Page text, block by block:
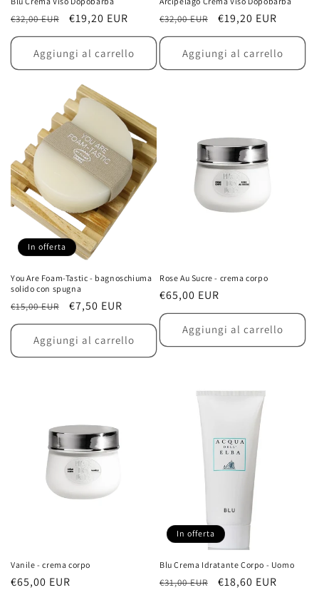
Prezzo
di
listino
€32,00 EUR
Prezzo
scontato
€19,20 EUR
Aggiungi al carrello
Prezzo
di
listino
€32,00 EUR
Prezzo
scontato
€19,20 EUR
Aggiungi al carrello
In offerta
You Are Foam-Tastic - bagnoschiuma
solido con spugna
Prezzo
di
listino
€15,00 EUR
Prezzo
scontato
€7,50 EUR
Aggiungi al carrello
Rose Au Sucre - crema corpo
Prezzo
di
listino
€65,00 EUR
Aggiungi al carrello
Vanile - crema corpo
Prezzo
€65,00 EUR
In offerta
Blu Crema Idratante Corpo - Uomo
Prezzo
€31,00 EUR
Prezzo
€18,60 EUR